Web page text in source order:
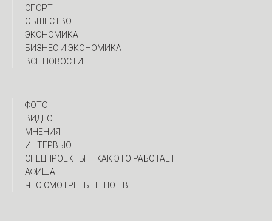
СПОРТ
ОБЩЕСТВО
ЭКОНОМИКА
БИЗНЕС И ЭКОНОМИКА
ВСЕ НОВОСТИ
ФОТО
ВИДЕО
МНЕНИЯ
ИНТЕРВЬЮ
CПЕЦПРОЕКТЫ — КАК ЭТО РАБОТАЕТ
АФИША
ЧТО СМОТРЕТЬ НЕ ПО ТВ